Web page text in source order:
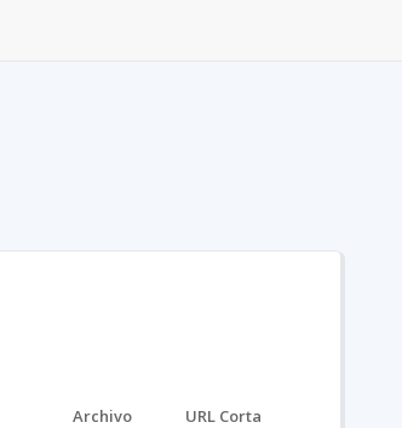
Archivo URL Corta